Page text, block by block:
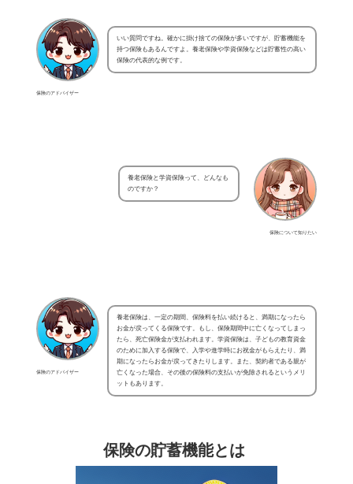
保険のアドバイザー
いい質問ですね。確かに掛け捨ての保険が多いですが、貯蓄機能を
持つ保険もあるんですよ。養老保険や学資保険などは貯蓄性の高い
保険の代表的な例です。
保険について知りたい
養老保険と学資保険って、どんなも
のですか？
保険のアドバイザー
養老保険は、一定の期間、保険料を払い続けると、満期になったら
お金が戻ってくる保険です。もし、保険期間中に亡くなってしまっ
たら、死亡保険金が支払われます。学資保険は、子どもの教育資金
のために加入する保険で、入学や進学時にお祝金がもらえたり、満
期になったらお金が戻ってきたりします。また、契約者である親が
亡くなった場合、その後の保険料の支払いが免除されるというメリ
ットもあります。
保険の貯蓄機能とは